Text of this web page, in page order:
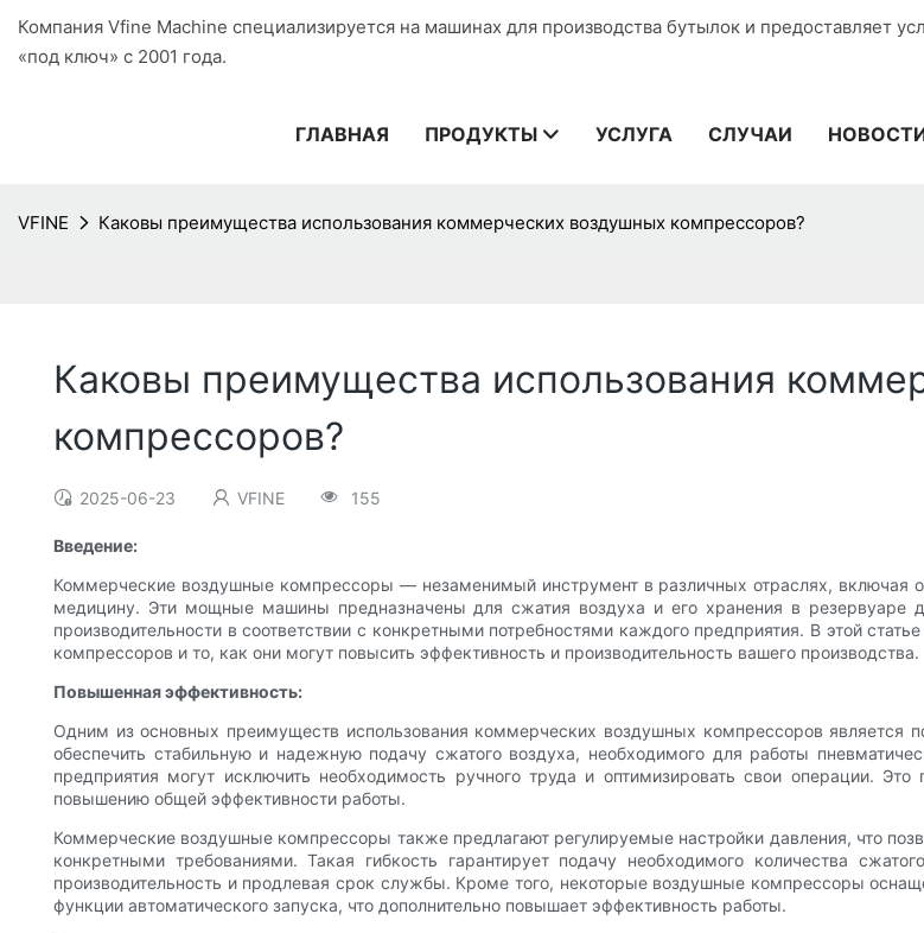
Компания Vfine Machine специализируется на машинах для производства бутылок и предоставляет
«под ключ» с 2001 года.
ГЛАВНАЯ ПРОДУКТЫ УСЛУГА СЛУЧАИ
VFINE Каковы преимущества использования коммерческих воздушных компрессоров?
Каковы преимущества использования
компрессоров?
2025-06-23 VFINE 155
Введение:
Коммерческие воздушные компрессоры — незаменимый инструмент в различных отраслях, включая
медицину. Эти мощные машины предназначены для сжатия воздуха и его хранения в резервуаре
производительности в соответствии с конкретными потребностями каждого предприятия. В этой
компрессоров и то, как они могут повысить эффективность и производительность вашего производства.
Повышенная эффективность:
Одним из основных преимуществ использования коммерческих воздушных компрессоров является
обеспечить стабильную и надежную подачу сжатого воздуха, необходимого для работы
предприятия могут исключить необходимость ручного труда и оптимизировать свои операции.
повышению общей эффективности работы.
Коммерческие воздушные компрессоры также предлагают регулируемые настройки давления, что
конкретными требованиями. Такая гибкость гарантирует подачу необходимого количества
производительность и продлевая срок службы. Кроме того, некоторые воздушные компрессоры
функции автоматического запуска, что дополнительно повышает эффективность работы.